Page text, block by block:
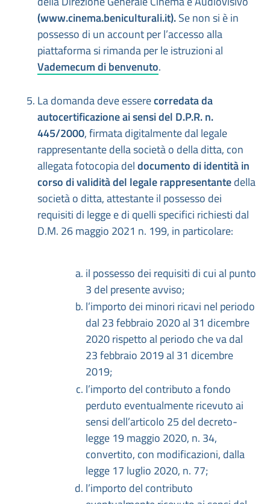
(www.cinema.beniculturali.it).Se non si è in
possesso di un account per l’accesso alla
piattaforma si rimanda per le istruzioni al
Vademecum di benvenuto.
La domanda deve esserecorredata da
autocertificazione ai sensi del D.P.R. n.
445/2000, firmata digitalmente dal legale
rappresentante della società o della ditta, con
allegata fotocopia deldocumento di identità in
corso di validità del legale rappresentantedella
società o ditta, attestante il possesso dei
requisiti di legge e di quelli specifici richiesti dal
D.M. 26 maggio 2021 n. 199, in particolare:
il possesso dei requisiti di cui al punto
3 del presente avviso;
l’importo dei minori ricavi nel periodo
dal 23 febbraio 2020 al 31 dicembre
2020 rispetto al periodo che va dal
23 febbraio 2019 al 31 dicembre
2019;
l’importo del contributo a fondo
perduto eventualmente ricevuto ai
sensi dell’articolo 25 del decreto-
legge 19 maggio 2020, n. 34,
convertito, con modificazioni, dalla
legge 17 luglio 2020, n. 77;
l’importo del contributo